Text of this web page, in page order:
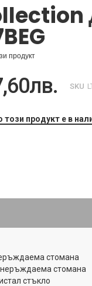
продукт
SKU
продукт е в
стомана
стомана
стъкло